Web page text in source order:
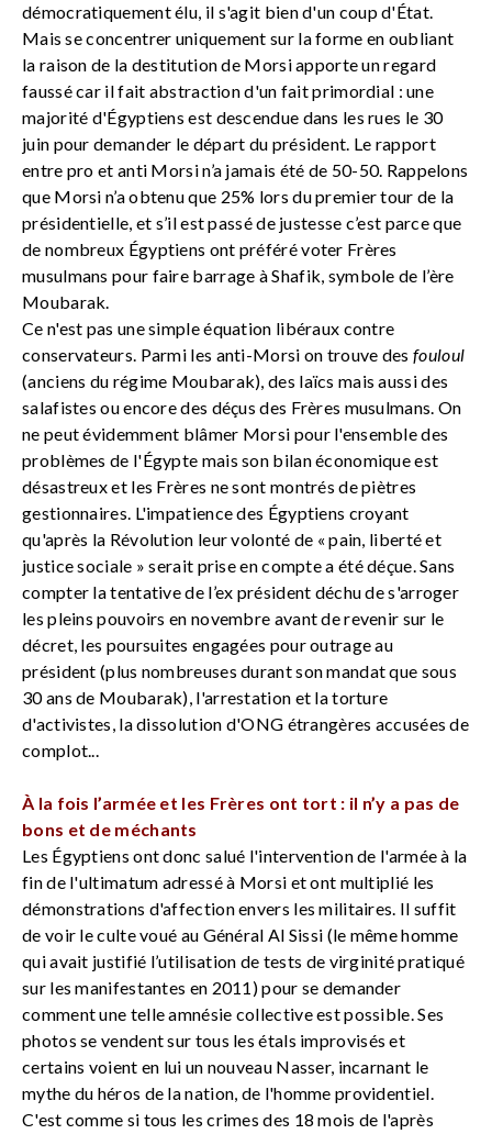
démocratiquement élu, il s'agit bien d'un coup d'État.
Mais se concentrer uniquement sur la forme en oubliant
la raison de la destitution de Morsi apporte un regard
faussé car il fait abstraction d'un fait primordial : une
majorité d'Égyptiens est descendue dans les rues le 30
juin pour demander le départ du président. Le rapport
entre pro et anti Morsi n’a jamais été de 50-50. Rappelons
que Morsi n’a obtenu que 25% lors du premier tour de la
présidentielle, et s’il est passé de justesse c’est parce que
de nombreux Égyptiens ont préféré voter Frères
musulmans pour faire barrage à Shafik, symbole de l’ère
Moubarak.
Ce n'est pas une simple équation libéraux contre
conservateurs. Parmi les anti-Morsi on trouve des fouloul
(anciens du régime Moubarak), des laïcs mais aussi des
salafistes ou encore des déçus des Frères musulmans. On
ne peut évidemment blâmer Morsi pour l'ensemble des
problèmes de l'Égypte mais son bilan économique est
désastreux et les Frères ne sont montrés de piètres
gestionnaires. L'impatience des Égyptiens croyant
qu'après la Révolution leur volonté de « pain, liberté et
justice sociale » serait prise en compte a été déçue. Sans
compter la tentative de l’ex président déchu de s'arroger
les pleins pouvoirs en novembre avant de revenir sur le
décret, les poursuites engagées pour outrage au
président (plus nombreuses durant son mandat que sous
30 ans de Moubarak), l'arrestation et la torture
d'activistes, la dissolution d'ONG étrangères accusées de
complot...
À la fois l’armée et les Frères ont tort : il n’y a pas de
bons et de méchants
Les Égyptiens ont donc salué l'intervention de l'armée à la
fin de l'ultimatum adressé à Morsi et ont multiplié les
démonstrations d'affection envers les militaires. Il suffit
de voir le culte voué au Général Al Sissi (le même homme
qui avait justifié l’utilisation de tests de virginité pratiqué
sur les manifestantes en 2011) pour se demander
comment une telle amnésie collective est possible. Ses
photos se vendent sur tous les étals improvisés et
certains voient en lui un nouveau Nasser, incarnant le
mythe du héros de la nation, de l'homme providentiel.
C'est comme si tous les crimes des 18 mois de l'après